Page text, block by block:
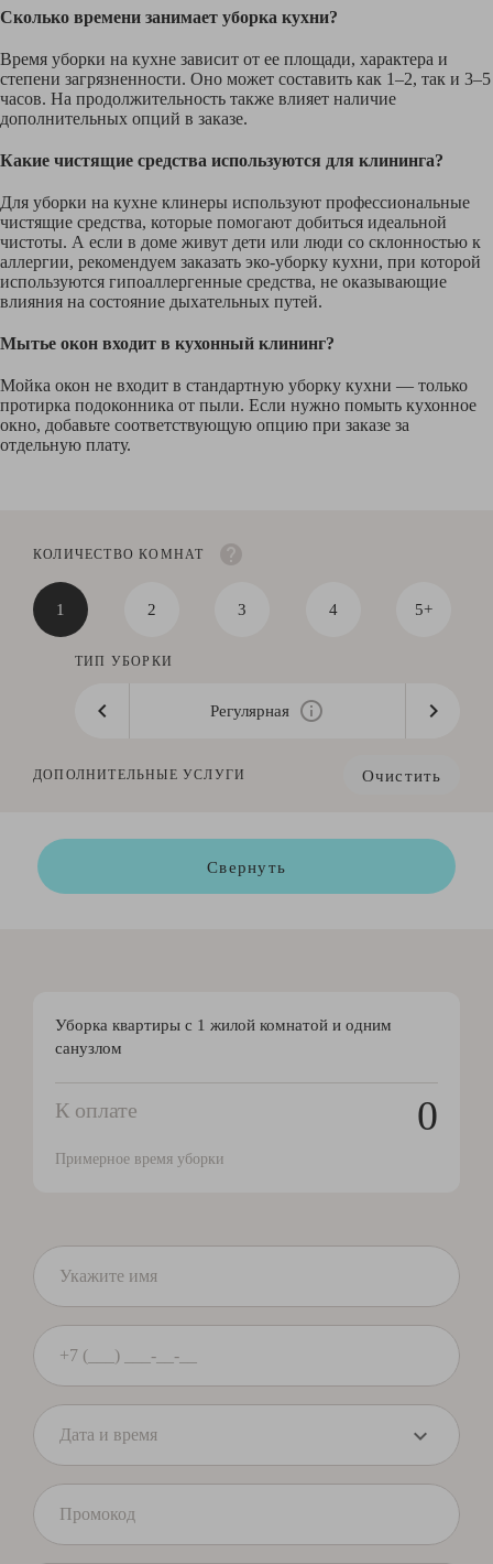
Сколько времени занимает уборка кухни?
Время уборки на кухне зависит от ее площади, характера и
степени загрязненности. Оно может составить как 1–2, так и 3–5
часов. На продолжительность также влияет наличие
дополнительных опций в заказе.
Какие чистящие средства используются для клининга?
Для уборки на кухне клинеры используют профессиональные
чистящие средства, которые помогают добиться идеальной
чистоты. А если в доме живут дети или люди со склонностью к
аллергии, рекомендуем заказать эко-уборку кухни, при которой
используются гипоаллергенные средства, не оказывающие
влияния на состояние дыхательных путей.
Мытье окон входит в кухонный клининг?
Мойка окон не входит в стандартную уборку кухни — только
протирка подоконника от пыли. Если нужно помыть кухонное
окно, добавьте соответствующую опцию при заказе за
отдельную плату.
КОЛИЧЕСТВО КОМНАТ
1 2 3 4 5+
ТИП УБОРКИ
Регулярная
ДОПОЛНИТЕЛЬНЫЕ УСЛУГИ Очистить
Свернуть
Уборка квартиры с 1 жилой комнатой и одним
санузлом
К оплате 0
Примерное время уборки